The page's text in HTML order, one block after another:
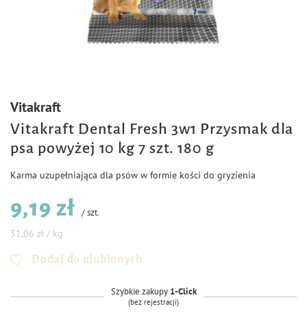
Vitakraft
Vitakraft Dental Fresh 3w1 Przysmak dla
psa powyżej 10 kg 7 szt. 180 g
Karma uzupełniająca dla psów w formie kości do gryzienia
9,19 zł /szt.
51,06 zł / kg
Dodaj do ulubionych
Szybkie zakupy 1-Click
(bez rejestracji)